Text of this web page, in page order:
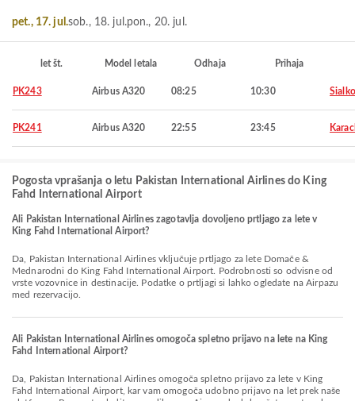
pet., 17. jul.sob., 18. jul.pon., 20. jul.
let št. Model letala Odhaja Prihaja
PK243 Airbus A320 08:25 10:30
PK241 Airbus A320 22:55 23:45
Pogosta vprašanja o letu Pakistan International Airlines do King
Fahd International Airport
Ali Pakistan International Airlines zagotavlja dovoljeno prtljago za lete v
King Fahd International Airport?
Da, Pakistan International Airlines vključuje prtljago za lete Domače &
Mednarodni do King Fahd International Airport. Podrobnosti so odvisne od
vrste vozovnice in destinacije. Podatke o prtljagi si lahko ogledate na Airpazu
med rezervacijo.
Ali Pakistan International Airlines omogoča spletno prijavo na lete na King
Fahd International Airport?
Da, Pakistan International Airlines omogoča spletno prijavo za lete v King
Fahd International Airport, kar vam omogoča udobno prijavo na let prek naše